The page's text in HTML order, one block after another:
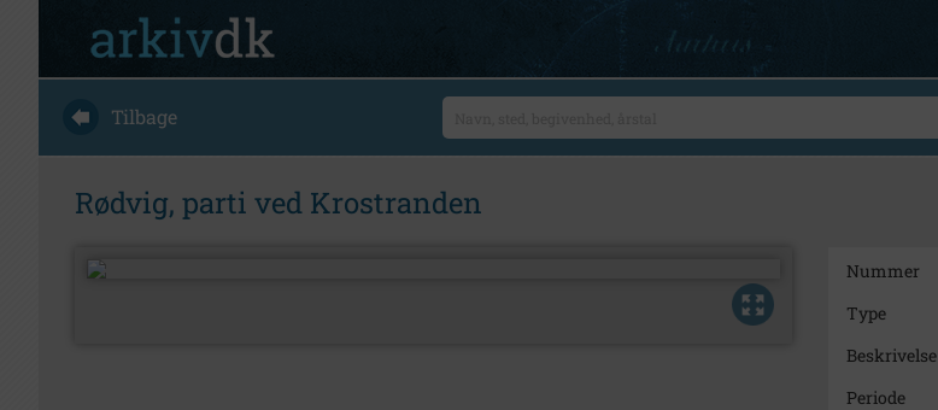
Tilbage
Rødvig, parti ved Krostranden
Nummer
Type
Beskrivelse
Periode